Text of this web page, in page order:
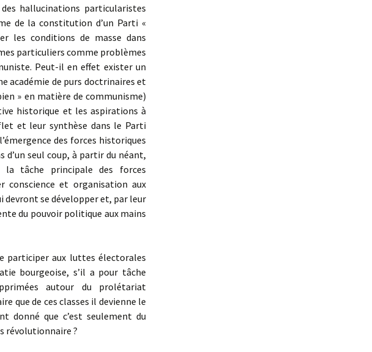
hallucinations particularistes
de la constitution d’un Parti «
les conditions de masse dans
particuliers comme problèmes
Peut-il en effet exister un
académie de purs doctrinaires et
» en matière de communisme)
historique et les aspirations à
et leur synthèse dans le Parti
des forces historiques
seul coup, à partir du néant,
la tâche principale des forces
conscience et organisation aux
se développer et, par leur
du pouvoir politique aux mains
participer aux luttes électorales
bourgeoise, s’il a pour tâche
autour du prolétariat
que de ces classes il devienne le
donné que c’est seulement du
révolutionnaire ?